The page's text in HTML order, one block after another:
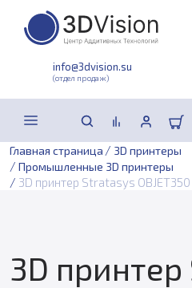
info@3dvision.su
(отдел продаж)
Главная страница / 3D принтеры
/ Промышленные 3D принтеры
/ 3D принтер Stratasys OBJET350
3D